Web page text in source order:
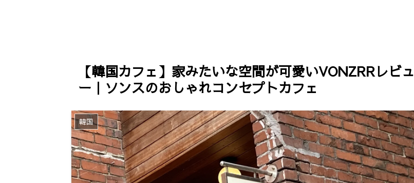
【韓国カフェ】家みたいな空間が可愛いVONZRRレビュ
ー｜ソンスのおしゃれコンセプトカフェ
韓国